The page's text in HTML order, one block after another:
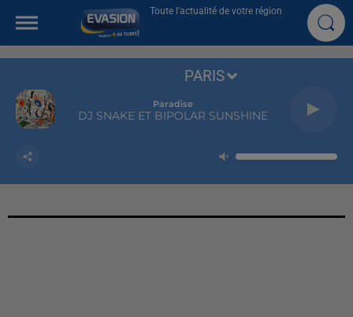
Toute l'actualité de votre région
Paradise
DJ SNAKE ET BIPOLAR SUNSHINE
PARIS